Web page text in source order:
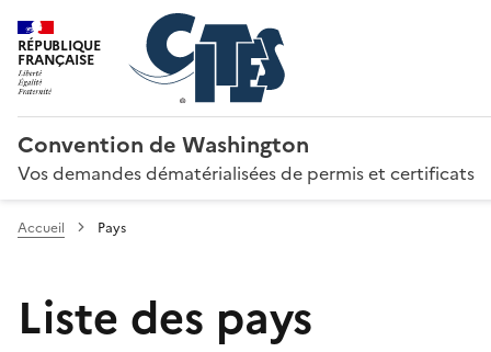
RÉPUBLIQUE
FRANÇAISE
Convention de Washington
Vos demandes dématérialisées de permis et certificats
Accueil Pays
Liste des pays